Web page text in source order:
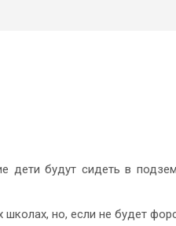
дети будут сидеть в
школах, но, если не будет